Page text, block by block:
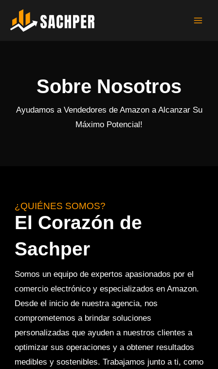
contenido
Sobre Nosotros
Ayudamos a Vendedores de Amazon a Alcanzar Su
Máximo Potencial!
¿QUIÉNES SOMOS?
El Corazón de
Sachper
Somos un equipo de expertos apasionados por el
comercio electrónico y especializados en Amazon.
Desde el inicio de nuestra agencia, nos
comprometemos a brindar soluciones
personalizadas que ayuden a nuestros clientes a
optimizar sus operaciones y a obtener resultados
medibles y sostenibles. Trabajamos junto a ti, como